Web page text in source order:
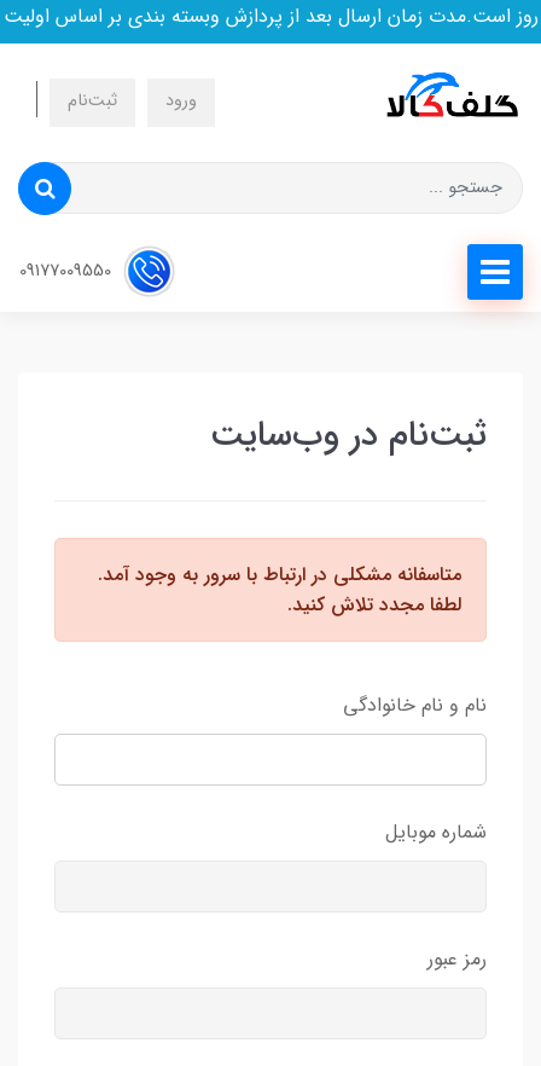
است.مدت زمان ارسال بعد از پردازش وبسته بندی بر اساس
ورود ثبت‌نام
ثبت‌نام در وب‌سایت
متاسفانه مشکلی در ارتباط با سرور به وجود آمد.
لطفا مجدد تلاش کنید.
نام و نام خانوادگی
شماره موبایل
رمز عبور